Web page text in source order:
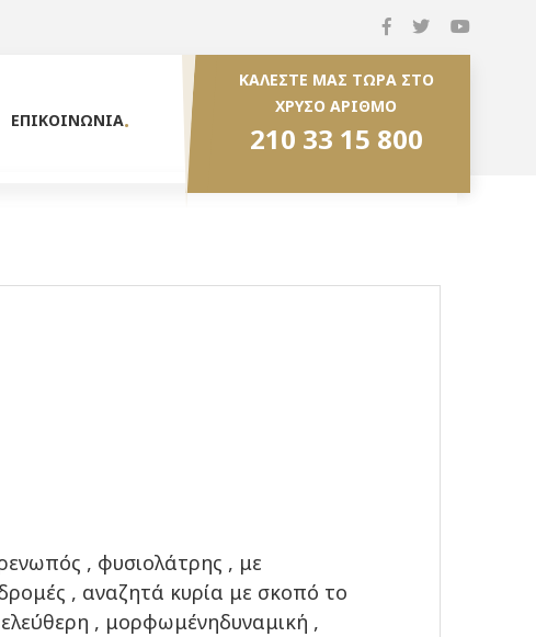
ΕΠΙΚΟΙΝΩΝΙΑ
ΚΑΛΕΣΤΕ ΜΑΣ ΤΩΡΑ ΣΤΟ
ΧΡΥΣΟ ΑΡΙΘΜΟ
210 33 15 800
, φυσιολάτρης , με
, αναζητά κυρία με σκοπό το
ελεύθερη , μορφωμένηδυναμική ,